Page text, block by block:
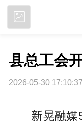
县总工会
2026-05-30 17:10:37
新晃融媒